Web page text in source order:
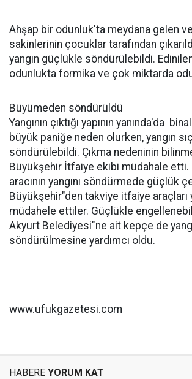
Ahşap bir odunluk'ta meydana gelen
sakinlerinin çocuklar tarafından
yangın güçlükle söndürülebildi.
odunlukta formika ve çok miktarda
Büyümeden söndürüldü
Yangının çıktığı yapının yanında'da
büyük paniğe neden olurken, yangın
söndürülebildi. Çıkma nedeninin
Büyükşehir İtfaiye ekibi müdahale
aracının yangını söndürmede güçlük
Büyükşehir"den takviye itfaiye araçları
müdahele ettiler. Güçlükle
Akyurt Belediyesi"ne ait kepçe de
söndürülmesine yardımcı oldu.
www.ufukgazetesi.com
HABERE YORUM KAT